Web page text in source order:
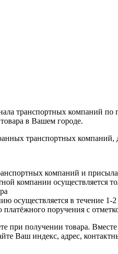
транспортных компаний
в Вашем городе.
транспортных компаний,
компаний и
компании осуществляется
осуществляется в течение
поручения с
при получении товара.
Ваш индекс, адрес,